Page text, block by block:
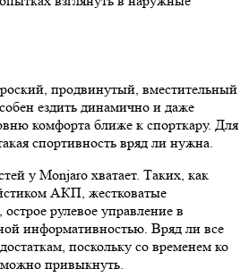
продвинутый, вместительный
ездить динамично и даже
комфорта ближе к спорткару. Для
спортивность вряд ли нужна.
у Monjaro хватает. Таких, как
АКП, жестковатые
рулевое управление в
информативностью. Вряд ли все
поскольку со временем ко
привыкнуть.